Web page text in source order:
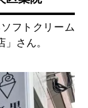
フトクリーム
」さん。